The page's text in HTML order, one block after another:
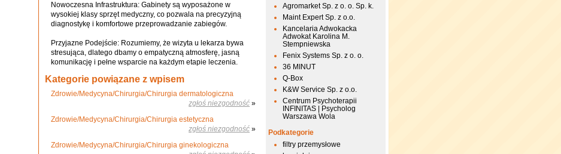
Nowoczesna Infrastruktura: Gabinety są wyposażone w
wysokiej klasy sprzęt medyczny, co pozwala na precyzyjną
diagnostykę i komfortowe przeprowadzanie zabiegów.
Przyjazne Podejście: Rozumiemy, że wizyta u lekarza bywa
stresująca, dlatego dbamy o empatyczną atmosferę, jasną
komunikację i pełne wsparcie na każdym etapie leczenia.
Kategorie powiązane z wpisem
Zdrowie/Medycyna/Chirurgia/Chirurgia dermatologiczna
zgłoś niezgodność »
Zdrowie/Medycyna/Chirurgia/Chirurgia estetyczna
zgłoś niezgodność »
Zdrowie/Medycyna/Chirurgia/Chirurgia ginekologiczna
Agromarket Sp. z o. o. Sp. k.
Maint Expert Sp. z o.o.
Kancelaria Adwokacka
Adwokat Karolina M.
Stempniewska
Fenix Systems Sp. z o. o.
36 MINUT
Q-Box
K&W Service Sp. z o.o.
Centrum Psychoterapii
INFINITAS | Psycholog
Warszawa Wola
Podkategorie
filtry przemysłowe